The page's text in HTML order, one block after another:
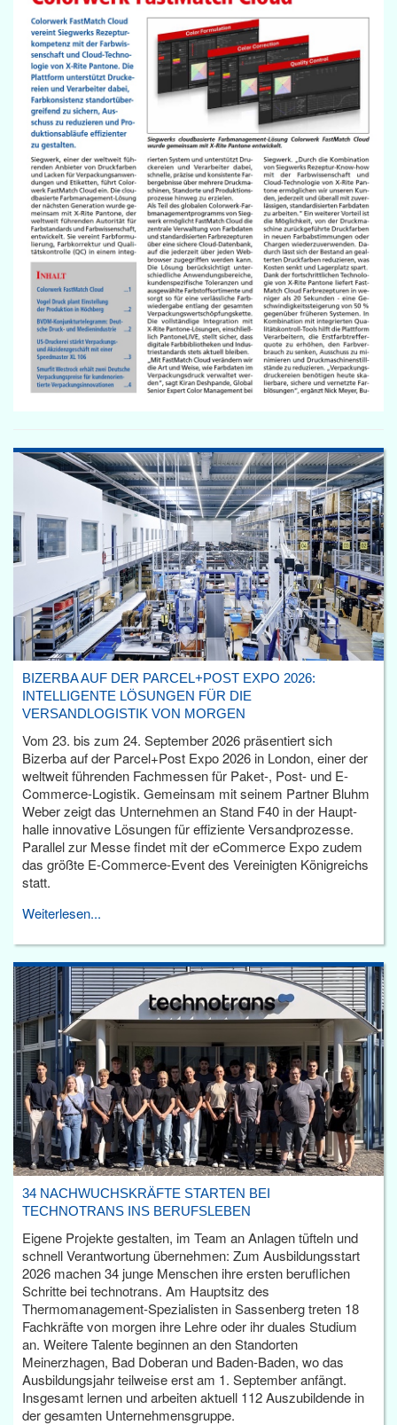
BIZERBA AUF DER PARCEL+POST EXPO 2026:
INTELLIGENTE LÖSUNGEN FÜR DIE
VERSANDLOGISTIK VON MORGEN
Vom 23. bis zum 24. September 2026 präsentiert sich
Bizerba auf der Parcel+Post Expo 2026 in London, einer der
weltweit führenden Fachmessen für Paket-, Post- und E-
Commerce-Logistik. Gemeinsam mit seinem Partner Bluhm
Weber zeigt das Unternehmen an Stand F40 in der Haupt­
halle innovative Lösungen für effiziente Versandprozesse.
Parallel zur Messe findet mit der eCommerce Expo zudem
das größte E-Commerce-Event des Vereinigten Königreichs
statt.
Weiterlesen...
34 NACHWUCHSKRÄFTE STARTEN BEI
TECHNOTRANS INS BERUFSLEBEN
Eigene Projekte gestalten, im Team an Anlagen tüfteln und
schnell Verantwortung übernehmen: Zum Ausbildungsstart
2026 machen 34 junge Menschen ihre ersten beruflichen
Schritte bei technotrans. Am Hauptsitz des
Thermomanagement-Spezialisten in Sassenberg treten 18
Fachkräfte von morgen ihre Lehre oder ihr duales Studium
an. Weitere Talente beginnen an den Standorten
Meinerzhagen, Bad Doberan und Baden-Baden, wo das
Ausbildungsjahr teilweise erst am 1. September anfängt.
Insgesamt lernen und arbeiten aktuell 112 Auszubildende in
der gesamten Unternehmensgruppe.